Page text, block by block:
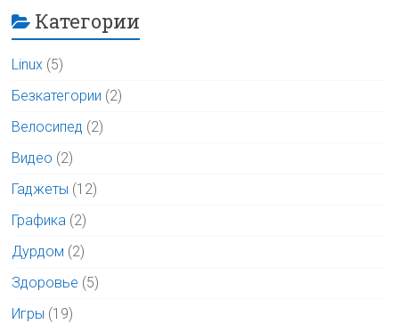
Категории
Linux (5)
Безкатегории (2)
Велосипед (2)
Видео (2)
Гаджеты (12)
Графика (2)
Дурдом (2)
Здоровье (5)
Игры (19)